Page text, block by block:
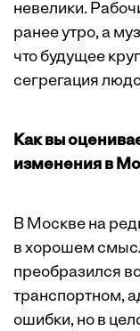
невелики.
ранее утро, а
что будущее
сегрегация
Как вы
изменения в
В Москве на
в хорошем
преобразился
транспортном,
ошибки, но в